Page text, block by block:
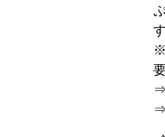
※
⇒
⇒